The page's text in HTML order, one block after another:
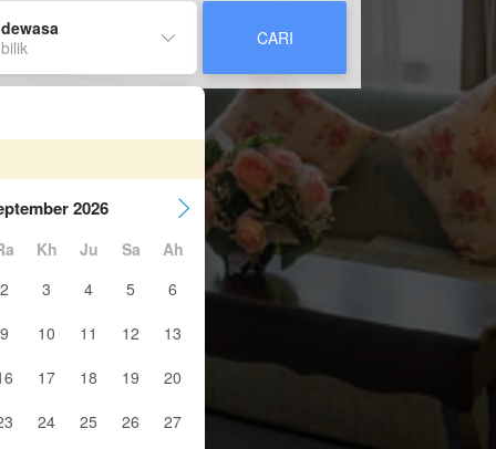
CARI
2026
Kh Ju Sa
Ah
2
3 4 5
6
9
10 11 12
13
17 18 19
20
24 25 26 27